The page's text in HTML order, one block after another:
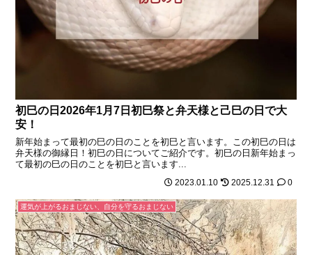
初巳の日2026年1月7日初巳祭と弁天様と己巳の日で大
安！
新年始まって最初の巳の日のことを初巳と言います。この初巳の日は
弁天様の御縁日！初巳の日についてご紹介です。初巳の日新年始まっ
て最初の巳の日のことを初巳と言います...
2023.01.10 2025.12.31 0
運気が上がるおまじない、自分を守るおまじない